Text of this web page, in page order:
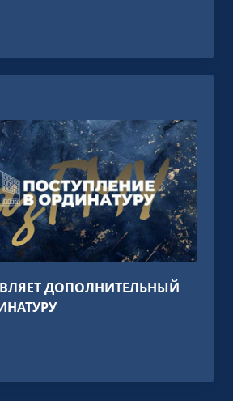
ДОПОЛНИТЕЛЬНЫЙ